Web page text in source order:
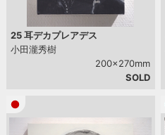
25 耳デカプレアデス
小田瀧秀樹
200x270mm
SOLD